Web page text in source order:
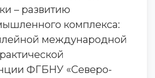
– развитию
комплекса:
международной
ФГБНУ «Северо-